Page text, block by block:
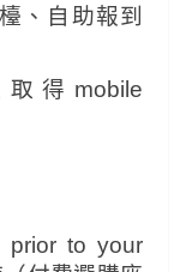
、自助報到
得mobile
prior to your